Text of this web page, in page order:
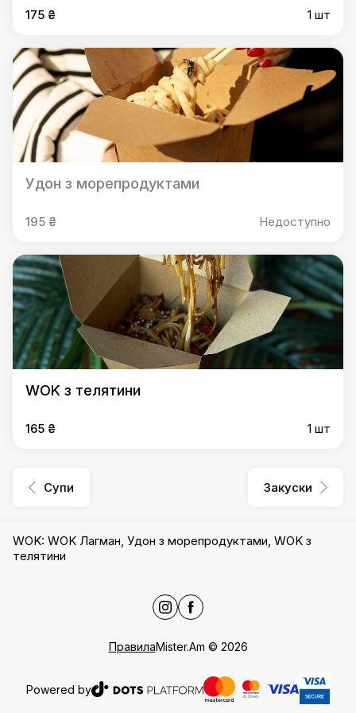
175 ₴ 1 шт
Удон з морепродуктами
195 ₴ Недоступно
WOK з телятини
165 ₴ 1 шт
Супи Закуски
WOK: WOK Лагман, Удон з морепродуктами, WOK з
телятини
ПравилаMister.Am © 2026
Powered by